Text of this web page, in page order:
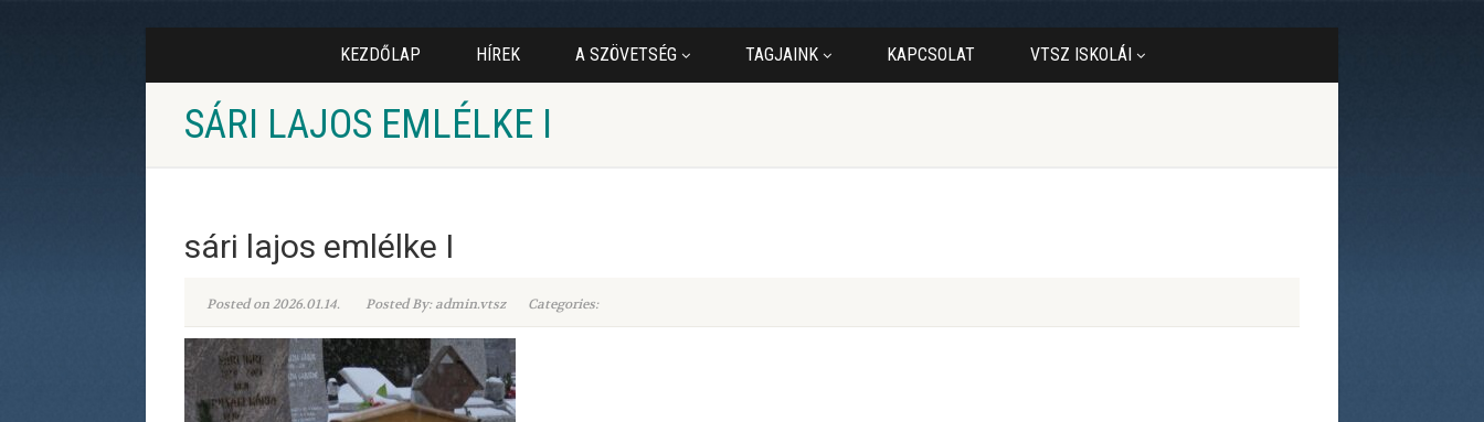
KEZDŐLAP HÍREK A SZÖVETSÉG TAGJAINK KAPCSOLAT VTSZ ISKOLÁI
SÁRI LAJOS EMLÉLKE I
sári lajos emlélke I
Posted on 2026.01.14. Posted By: admin.vtsz Categories: